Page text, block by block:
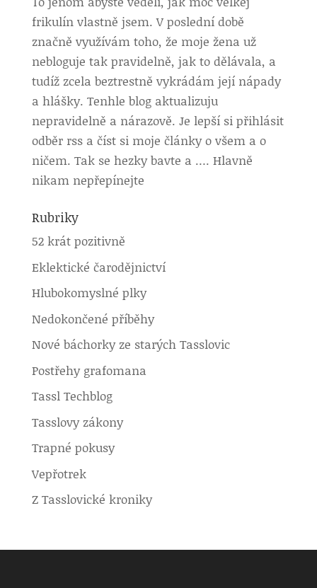
frikulín vlastně jsem. V poslední době
značně využívám toho, že moje žena už
nebloguje tak pravidelně, jak to dělávala, a
tudíž zcela beztrestně vykrádám její nápady
a hlášky. Tenhle blog aktualizuju
nepravidelně a nárazově. Je lepší si přihlásit
odběr rss a číst si moje články o všem a o
ničem. Tak se hezky bavte a …. Hlavně
nikam nepřepínejte
Rubriky
52 krát pozitivně
Eklektické čarodějnictví
Hlubokomyslné plky
Nedokončené příběhy
Nové báchorky ze starých Tasslovic
Postřehy grafomana
Tassl Techblog
Tasslovy zákony
Trapné pokusy
Vepřotrek
Z Tasslovické kroniky